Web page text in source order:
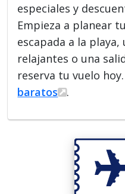
especiales y
Empieza a planear
escapada a la playa,
relajantes o una
reserva tu vuelo hoy.
baratos
.